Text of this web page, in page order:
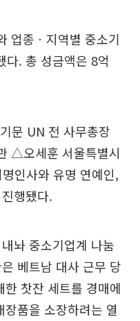
업종ㆍ지역별 중소기
다. 총 성금액은 8억
문 UN 전 사무총장
△오세훈 서울특별시
인사와 유명 연예인,
행됐다.
놔 중소기업계 나눔
베트남 대사 근무 당
찻잔 세트를 경매에
품을 소장하려는 열